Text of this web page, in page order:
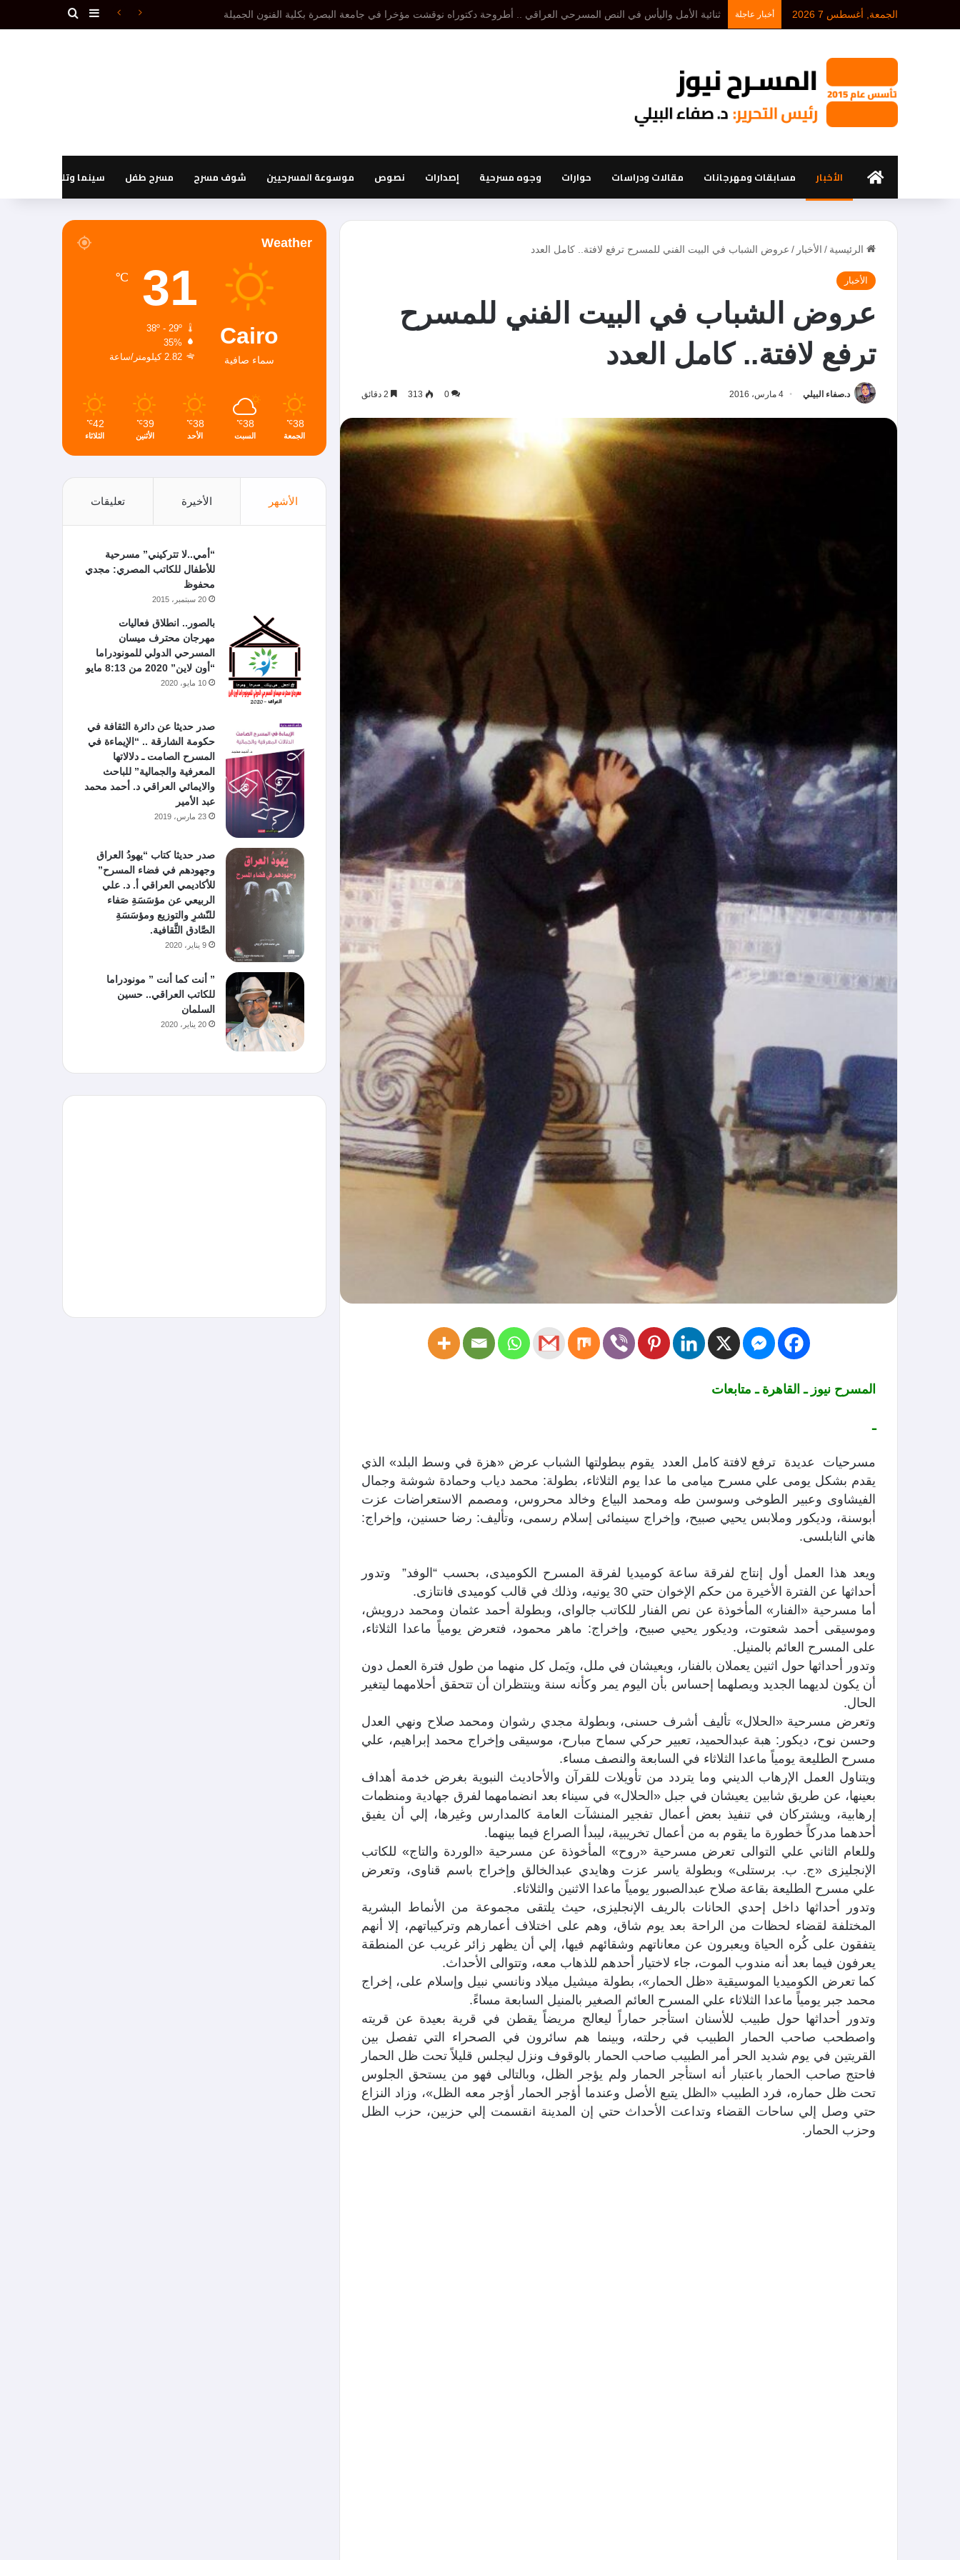
الجمعة, أغسطس 7 2026 أخبار عاجلة د. أحمد بلخيري: كل تنظير مسرحي هو إقصاء لتنظير أو تنظيرات أخرى، أما نظرية المسرح فتدرس الكل دون إقصاء.(1ـ 3) إضافة عمود جانبي
الرئيسيةالأخبار مسابقات ومهرجانات مقالات ودراسات حوارات وجوه مسرحية إصدارات نصوص موسوعة المسرحيين شوف مسرح مسرح طفل سينما وتليفزيون
الرئيسية / الأخبار / عروض الشباب في البيت الفني للمسرح ترفع لافتة.. كامل العدد
الأخبار
عروض الشباب في البيت الفني للمسرح
ترفع لافتة.. كامل العدد
د.صفاء البيلي 4 مارس، 2016 0
313
المسرح نيوز ـ القاهرة ـ متابعات
ـ
مسرحيات عديدة ترفع لافتة كامل العدد يقوم ببطولتها الشباب عرض «هزة في وسط البلد» الذي
يقدم بشكل يومى علي مسرح ميامى ما عدا يوم الثلاثاء، بطولة: محمد دياب وحمادة شوشة وجمال
الفيشاوى وعبير الطوخى وسوسن طه ومحمد البياع وخالد محروس، ومصمم الاستعراضات عزت
أبوسنة، وديكور وملابس يحيي صبيح، وإخراج سينمائى إسلام رسمى، وتأليف: رضا حسنين، وإخراج:
هاني النابلسى.
ويعد هذا العمل أول إنتاج لفرقة ساعة كوميديا لفرقة المسرح الكوميدى، بحسب “الوفد” وتدور
أحداثها عن الفترة الأخيرة من حكم الإخوان حتي 30 يونيه، وذلك في قالب كوميدى فانتازى.
أما مسرحية «الفنار» المأخوذة عن نص الفنار للكاتب جالواى، وبطولة أحمد عثمان ومحمد درويش،
وموسيقى أحمد شعتوت، وديكور يحيي صبيح، وإخراج: ماهر محمود، فتعرض يومياً ماعدا الثلاثاء،
على المسرح العائم بالمنيل.
وتدور أحداثها حول اثنين يعملان بالفنار، ويعيشان في ملل، ويَمل كل منهما من طول فترة العمل دون
أن يكون لديهما الجديد ويصلهما إحساس بأن اليوم يمر وكأنه سنة وينتظران أن تتحقق أحلامهما ليتغير
الحال.
وتعرض مسرحية «الحلال» تأليف أشرف حسنى، وبطولة مجدي رشوان ومحمد صلاح ونهي العدل
وحسن نوح، ديكور: هبة عبدالحميد، تعبير حركي سماح مبارح، موسيقى وإخراج محمد إبراهيم، علي
مسرح الطليعة يومياً ماعدا الثلاثاء في السابعة والنصف مساء.
ويتناول العمل الإرهاب الديني وما يتردد من تأويلات للقرآن والأحاديث النبوية بغرض خدمة أهداف
بعينها، عن طريق شابين يعيشان في جبل «الحلال» في سيناء بعد انضمامهما لفرق جهادية ومنظمات
إرهابية، ويشتركان في تنفيذ بعض أعمال تفجير المنشآت العامة كالمدارس وغيرها، إلي أن يفيق
أحدهما مدركاً خطورة ما يقوم به من أعمال تخريبية، ليبدأ الصراع فيما بينهما.
وللعام الثاني علي التوالى تعرض مسرحية «روح» المأخوذة عن مسرحية «الوردة والتاج» للكاتب
الإنجليزى «ج. ب. برستلى» وبطولة ياسر عزت وهايدي عبدالخالق وإخراج باسم قناوى، وتعرض
علي مسرح الطليعة بقاعة صلاح عبدالصبور يومياً ماعدا الاثنين والثلاثاء.
وتدور أحداثها داخل إحدي الحانات بالريف الإنجليزى، حيث يلتقى مجموعة من الأنماط البشرية
المختلفة لقضاء لحظات من الراحة بعد يوم شاق، وهم على اختلاف أعمارهم وتركيباتهم، إلا أنهم
يتفقون على كُره الحياة ويعبرون عن معاناتهم وشقائهم فيها، إلي أن يظهر زائر غريب عن المنطقة
يعرفون فيما بعد أنه مندوب الموت، جاء لاختيار أحدهم للذهاب معه، وتتوالى الأحداث.
كما تعرض الكوميديا الموسيقية «ظل الحمار»، بطولة ميشيل ميلاد ونانسي نبيل وإسلام على، إخراج
محمد جبر يومياً ماعدا الثلاثاء علي المسرح العائم الصغير بالمنيل السابعة مساءً.
وتدور أحداثها حول طبيب للأسنان استأجر حماراً ليعالج مريضاً يقطن في قرية بعيدة عن قريته
واصطحب صاحب الحمار الطبيب في رحلته، وبينما هم سائرون في الصحراء التي تفصل بين
القريتين في يوم شديد الحر أمر الطبيب صاحب الحمار بالوقوف ونزل ليجلس قليلاً تحت ظل الحمار
فاحتج صاحب الحمار باعتبار أنه استأجر الحمار ولم يؤجر الظل، وبالتالى فهو من يستحق الجلوس
تحت ظل حماره، فرد الطبيب «الظل يتبع الأصل وعندما أؤجر الحمار أؤجر معه الظل»، وزاد النزاع
حتي وصل إلي ساحات القضاء وتداعت الأحداث حتي إن المدينة انقسمت إلي حزبين، حزب الظل
وحزب الحمار.
Weather
Cairo
سماء صافية
31
℃
35%
2.82 كيلومتر/ساعة
38
℃
الجمعة
38
℃
السبت
38
℃
الأحد
39
℃
الأثنين
42
℃
الثلاثاء
الأشهر الأخيرة تعليقات
“أمي..لا تتركيني” مسرحية
للأطفال للكاتب المصري: مجدي
محفوظ
20 سبتمبر، 2015
بالصور.. انطلاق فعاليات
مهرجان محترف ميسان
المسرحي الدولي للمونودراما
“أون لاين” 2020 من 8:13 مايو
10 مايو، 2020
صدر حديثا عن دائرة الثقافة في
حكومة الشارقة .. “الإيماءة في
المسرح الصامت ـ دلالاتها
المعرفية والجمالية” للباحث
والايمائي العراقي د. أحمد محمد
عبد الأمير
23 مارس، 2019
صدر حديثا كتاب “يهودُ العراق
وجهودهم في فضاء المسرح”
للأكاديمي العراقي أ. د. علي
الربيعي عن مؤسَسَةِ صَفاء
للنّشرِ والتوزيع ومؤسَسَةِ
الصَّادق الثَّقافية.
9 يناير، 2020
” أنت كما أنت ” مونودراما
للكاتب العراقي.. حسين
السلمان
20 يناير، 2020